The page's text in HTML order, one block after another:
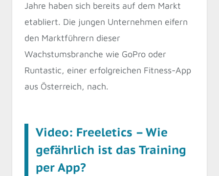
Jahre haben sich bereits auf dem Markt
etabliert. Die jungen Unternehmen eifern
den Marktführern dieser
Wachstumsbranche wie GoPro oder
Runtastic, einer erfolgreichen Fitness-App
aus Österreich, nach.
Video: Freeletics – Wie
gefährlich ist das Training
per App?